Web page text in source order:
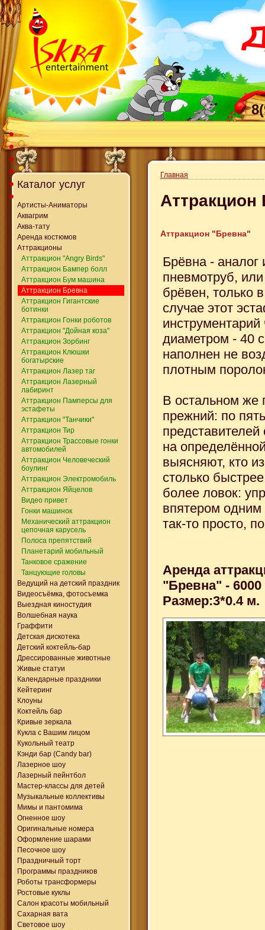
Каталог услуг
Артисты-Аниматоры
Аквагрим
Аква-тату
Аренда костюмов
Аттракционы
Аттракцион "Angry Birds"
Аттракцион Бампер болл
Аттракцион Бум машина
Аттракцион Бревна
Аттракцион Гигантские
ботинки
Аттракцион Гонки роботов
Аттракцион "Дойная коза"
Аттракцион Зорбинг
Аттракцион Клюшки
богатырские
Аттракцион Лазер таг
Аттракцион Лазерный
лабиринт
Аттракцион Памперсы для
эстафеты
Аттракцион "Танчики"
Аттракцион Тир
Аттракцион Трассовые гонки
автомобилей
Аттракцион Человеческий
боулинг
Аттракцион Электромобиль
Аттракцион Яйцелов
Видео привет
Гонки машинок
Механический аттракцион
цепочная карусель
Полоса препятствий
Планетарий мобильный
Танковое сражение
Танцующие головы
Ведущий на детский праздник
Видеосъёмка, фотосъемка
Выездная киностудия
Волшебная наука
Граффити
Детская дискотека
Детский коктейль-бар
Дрессированные животные
Живые статуи
Календарные праздники
Кейтеринг
Клоуны
Коктейль бар
Кривые зеркала
Кукла с Вашим лицом
Кукольный театр
Кэнди бар (Candy bar)
Лазерное шоу
Лазерный пейнтбол
Мастер-классы для детей
Музыкальные коллективы
Мимы и пантомима
Огненное шоу
Оригинальные номера
Оформление шарами
Песочное шоу
Праздничный торт
Программы праздников
Роботы трансформеры
Ростовые куклы
Салон красоты мобильный
Сахарная вата
Световое шоу
Главная
Аттракцион
Аттракцион "Бревна"
Брёвна - аналог
пневмотруб,
брёвен, только
случае этот
диаметром - 40
наполнен не
плотным
В остальном же
прежний: по пять
на
выясняют, кто
столько
более ловок:
впятером
так-то просто,
Аренда
"Бревна" - 6000
Размер:3*0.4 м.